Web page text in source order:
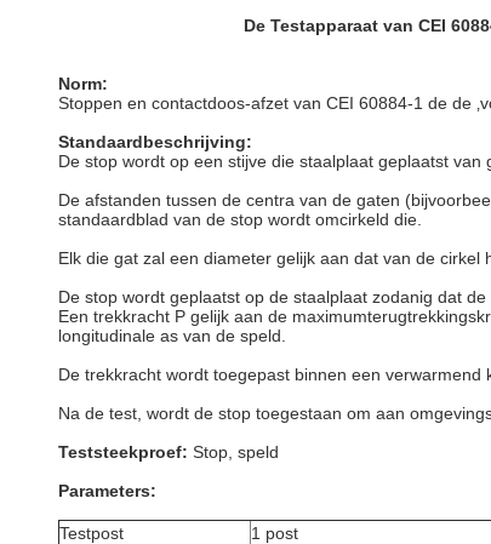
De Testapparaat van CEI
Norm:
Stoppen en contactdoos-afzet van CEI 60884-1 de de
Standaardbeschrijving:
De stop wordt op een stijve die staalplaat geplaatst
De afstanden tussen de centra van de gaten
standaardblad van de stop wordt omcirkeld die.
Elk die gat zal een diameter gelijk aan dat van de
De stop wordt geplaatst op de staalplaat zodanig dat
Een trekkracht P gelijk aan de
longitudinale as van de speld.
De trekkracht wordt toegepast binnen een
Na de test, wordt de stop toegestaan om aan
Teststeekproef: Stop, speld
Parameters:
Testpost
1 post